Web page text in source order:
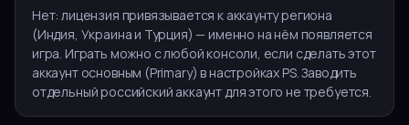
Нет: лицензия привязывается к аккаунту региона
(Индия, Украина и Турция) — именно на нём появляется
игра. Играть можно с любой консоли, если сделать этот
аккаунт основным (Primary) в настройках PS. Заводить
отдельный российский аккаунт для этого не требуется.